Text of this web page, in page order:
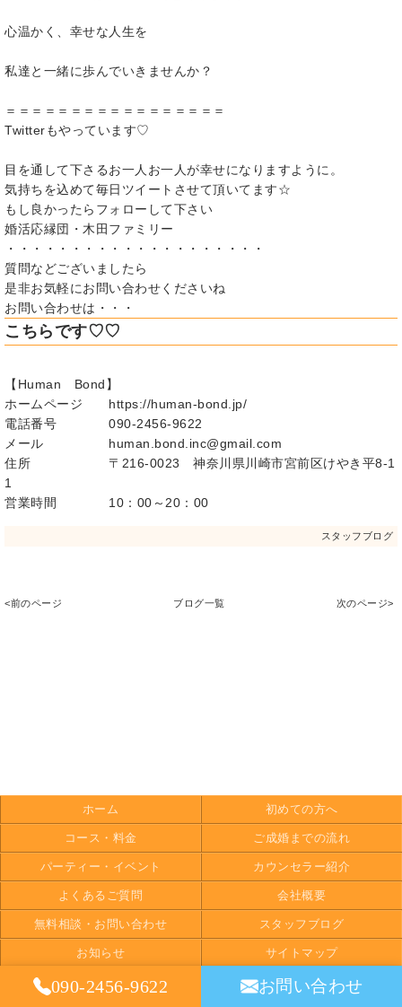
心温かく、幸せな人生を
私達と一緒に歩んでいきませんか？
＝＝＝＝＝＝＝＝＝＝＝＝＝＝＝＝＝
Twitterもやっています♡
目を通して下さるお一人お一人が幸せになりますように。
気持ちを込めて毎日ツイートさせて頂いてます☆
もし良かったらフォローして下さい
婚活応縁団・木田ファミリー
・・・・・・・・・・・・・・・・・・・・
質問などございましたら
是非お気軽にお問い合わせくださいね
お問い合わせは・・・
こちらです♡♡
【Human Bond】
ホームページ https://human-bond.jp/
電話番号 090-2456-9622
メール human.bond.inc@gmail.com
住所 〒216-0023 神奈川県川崎市宮前区けやき平8-1
1
営業時間 10：00～20：00
スタッフブログ
<前のページ ブログ一覧 次のページ>
090-2456-9622 お問い合わせ
ホーム 初めての方へ
コース・料金 ご成婚までの流れ
パーティー・イベント カウンセラー紹介
よくあるご質問 会社概要
無料相談・お問い合わせ スタッフブログ
お知らせ サイトマップ
Copyright (C) 2026 Human Bond. All Rights Reserved.